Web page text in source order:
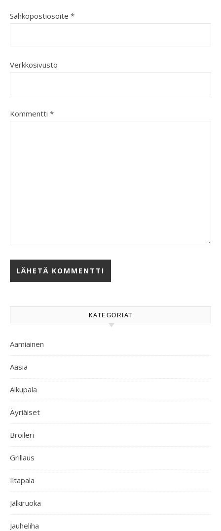
Sähköpostiosoite *
Verkkosivusto
Kommentti *
KATEGORIAT
Aamiainen
Aasia
Alkupala
Äyriäiset
Broileri
Grillaus
Iltapala
Jälkiruoka
Jauheliha